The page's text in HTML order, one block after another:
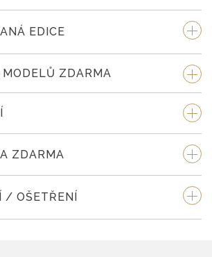
EDICE
MODELŮ ZDARMA
ZDARMA
/ OŠETŘENÍ